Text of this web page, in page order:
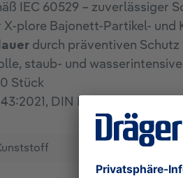
IEC 60529 – zuverlässiger
X‑plore Bajonett‑Partikel- und
durch präventiven
staub- und
Stück
DIN EN